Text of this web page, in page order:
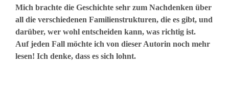
Mich brachte die Geschichte sehr zum Nachdenken über
all die verschiedenen Familienstrukturen, die es gibt, und
darüber, wer wohl entscheiden kann, was richtig ist.
Auf jeden Fall möchte ich von dieser Autorin noch mehr
lesen! Ich denke, dass es sich lohnt.